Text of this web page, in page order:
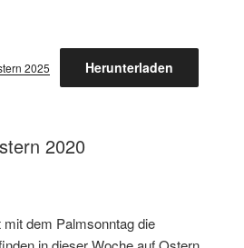
2025 Herunterladen
2020
dem Palmsonntag die